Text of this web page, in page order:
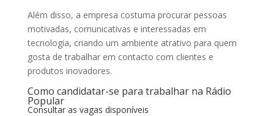
Além disso, a empresa costuma procurar pessoas
motivadas, comunicativas e interessadas em
tecnologia, criando um ambiente atrativo para quem
gosta de trabalhar em contacto com clientes e
produtos inovadores.
Como candidatar-se para trabalhar na Rádio
Popular
Consultar as vagas disponíveis